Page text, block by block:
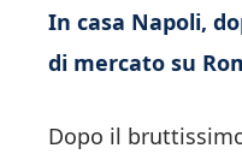
In casa Napoli,
di mercato su
Dopo il